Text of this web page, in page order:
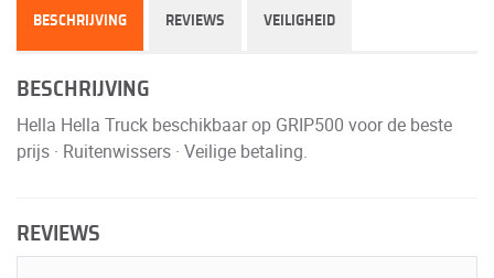
BESCHRIJVING REVIEWS VEILIGHEID
BESCHRIJVING
Hella Hella Truck beschikbaar op GRIP500 voor de beste
prijs · Ruitenwissers · Veilige betaling.
REVIEWS